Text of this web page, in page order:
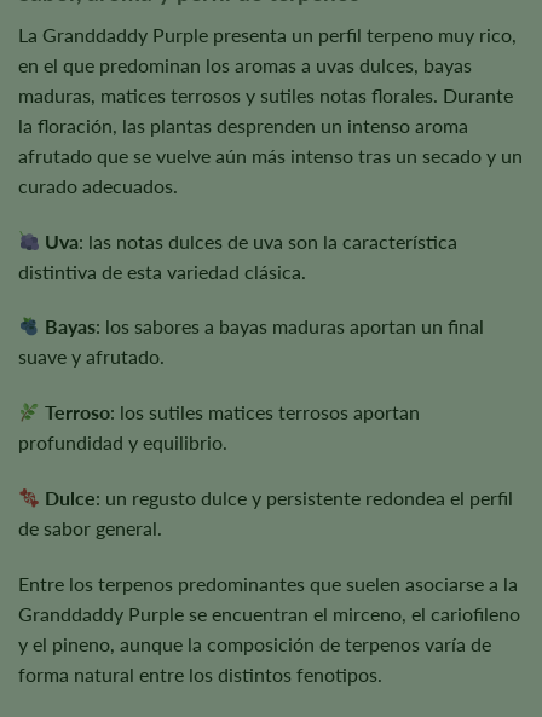
La Granddaddy Purple presenta un perfil terpeno muy rico,
en el que predominan los aromas a uvas dulces, bayas
maduras, matices terrosos y sutiles notas florales. Durante
la floración, las plantas desprenden un intenso aroma
afrutado que se vuelve aún más intenso tras un secado y un
curado adecuados.
Uva: las notas dulces de uva son la característica
distintiva de esta variedad clásica.
Bayas: los sabores a bayas maduras aportan un final
suave y afrutado.
Terroso: los sutiles matices terrosos aportan
profundidad y equilibrio.
Dulce: un regusto dulce y persistente redondea el perfil
de sabor general.
Entre los terpenos predominantes que suelen asociarse a la
Granddaddy Purple se encuentran el mirceno, el cariofileno
y el pineno, aunque la composición de terpenos varía de
forma natural entre los distintos fenotipos.